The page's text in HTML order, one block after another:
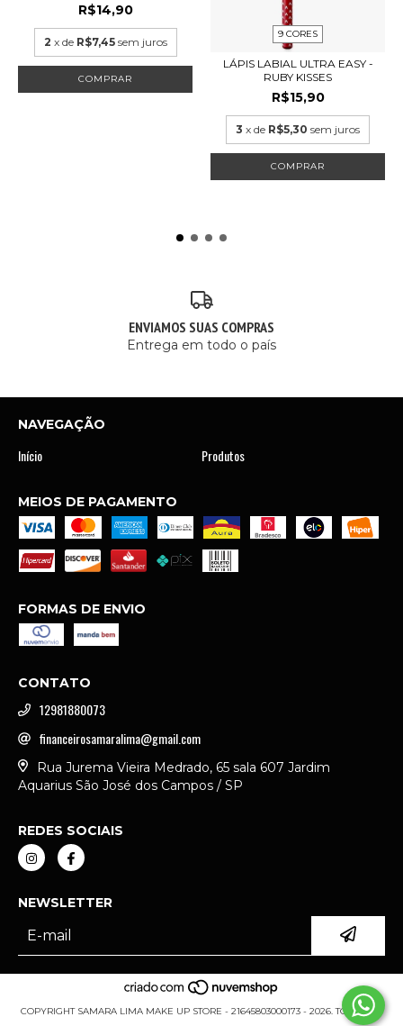
R$14,90
2 x de R$7,45 sem juros
COMPRAR
9 CORES
LÁPIS LABIAL ULTRA EASY -
RUBY KISSES
R$15,90
3 x de R$5,30 sem juros
COMPRAR
ENVIAMOS SUAS COMPRAS
Entrega em todo o país
NAVEGAÇÃO
Início Produtos
MEIOS DE PAGAMENTO
FORMAS DE ENVIO
CONTATO
12981880073
financeirosamaralima@gmail.com
Rua Jurema Vieira Medrado, 65 sala 607 Jardim
Aquarius São José dos Campos / SP
REDES SOCIAIS
NEWSLETTER
COPYRIGHT SAMARA LIMA MAKE UP STORE - 21645803000173 - 2026. TODOS OS